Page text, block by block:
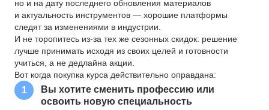
но и на дату последнего обновления материалов
и актуальность инструментов — хорошие платформы
следят за изменениями в индустрии.
И не торопитесь из-за тех же сезонных скидок: решение
лучше принимать исходя из своих целей и готовности
учиться, а не дедлайна акции.
Вот когда покупка курса действительно оправдана:
1
Вы хотите сменить профессию или
освоить новую специальность